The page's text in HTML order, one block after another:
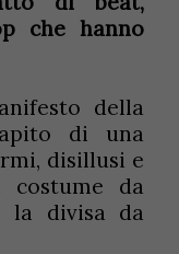
che hanno
della
di una
disillusi e
costume da
la divisa da